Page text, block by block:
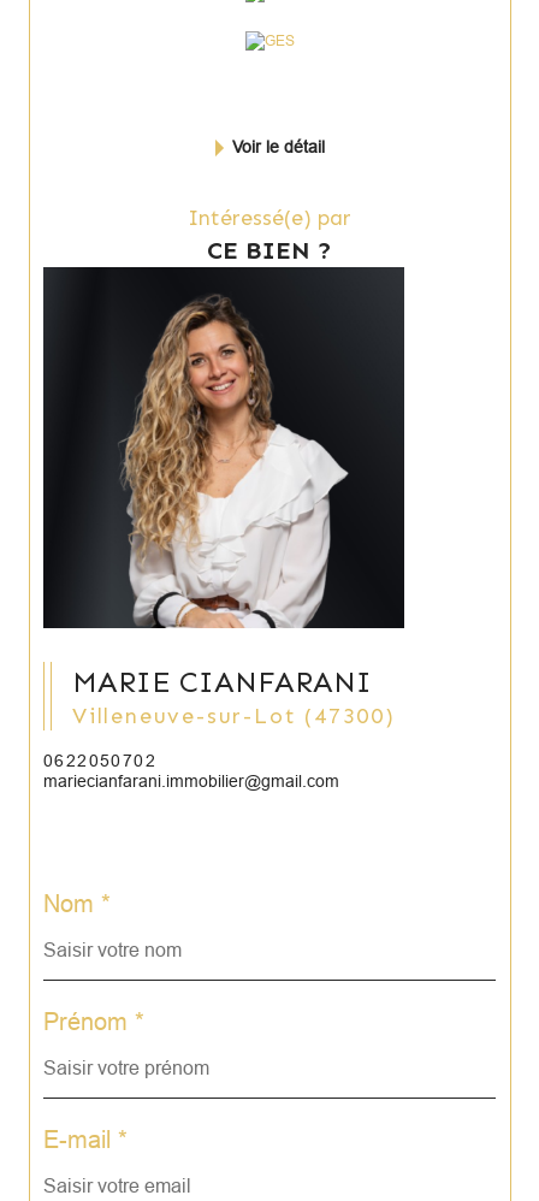
Voir le détail
Intéressé(e) par
CE BIEN ?
MARIE CIANFARANI
Villeneuve-sur-Lot (47300)
0622050702
mariecianfarani.immobilier@gmail.com
Nom *
Prénom *
E-mail *